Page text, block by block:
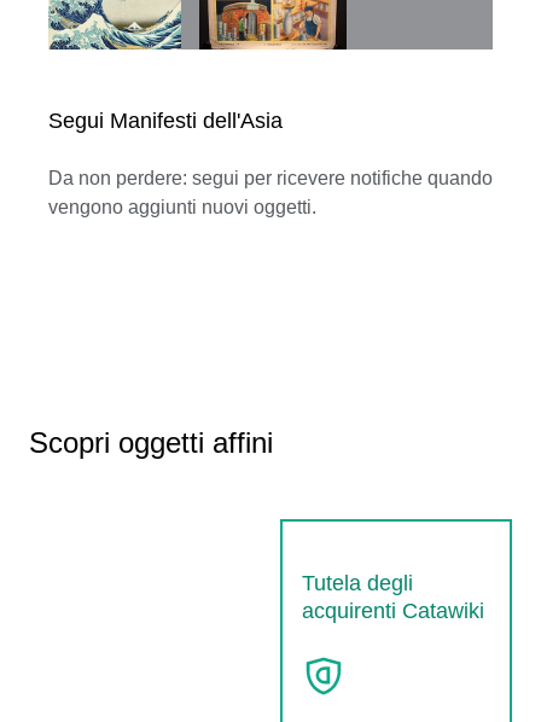
Segui Manifesti dell'Asia
Da non perdere: segui per ricevere notifiche quando
vengono aggiunti nuovi oggetti.
Scopri oggetti affini
Tutela degli
acquirenti Catawiki